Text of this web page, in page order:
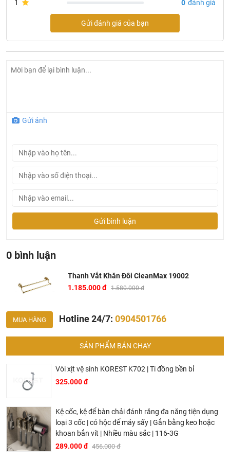
Thông số kỹ thuật thanh vắt khăn 19902
Thanh vắt khăn CleanMax
Chất liệu chủ yếu : Đồng
Hãng sản xuất : CleanMax
Công nghệ : Châu Âu
Nơi sản xuất : Việt Nam
Ở đâu mua phụ kiện phòng tắm CleanMax chính hãng
Khalinguyen.vn là đơn vị cung cấp sản phẩm phụ kiện
phòng tắm CleanMax
Nam, chúng tôi cam kết các sản phẩm CleanMax được
Hiện tại chúng tôi có rất nhiều chương trình khuyến
mãihấp dẫn, để biết chi tiết vui lòng chat hoặc gọi điện
vào hotline để được tư vấn chi tiết
1
0 đánh giá
Gửi đánh giá của bạn
Gửi ảnh
Gửi bình luận
0 bình luận
Thanh Vắt Khăn Đôi CleanMax 19002
1.185.000 đ 1.580.000 đ
MUA HÀNG Hotline 24/7: 0904501766
SẢN PHẨM BÁN CHẠY
Vòi xịt vệ sinh KOREST K702 | Ti đồng bền bỉ
325.000 đ
Kệ cốc, kệ để bàn chải đánh răng đa năng tiện dụng
loại 3 cốc | có hộc để máy sấy | Gắn bằng keo hoặc
khoan bắn vít | Nhiều màu sắc | 116-3G
289.000 đ 456.000 đ